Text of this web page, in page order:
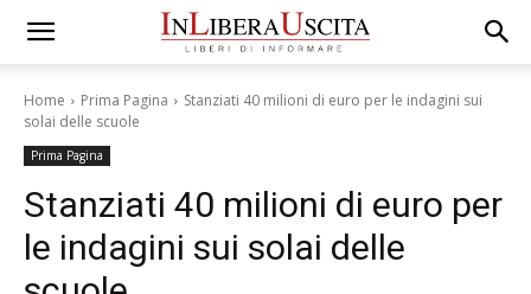
Home Prima Pagina
Stanziati 40 milioni di euro per le indagini sui
solai delle scuole
Prima Pagina
Stanziati 40 milioni di euro per
le indagini sui solai delle